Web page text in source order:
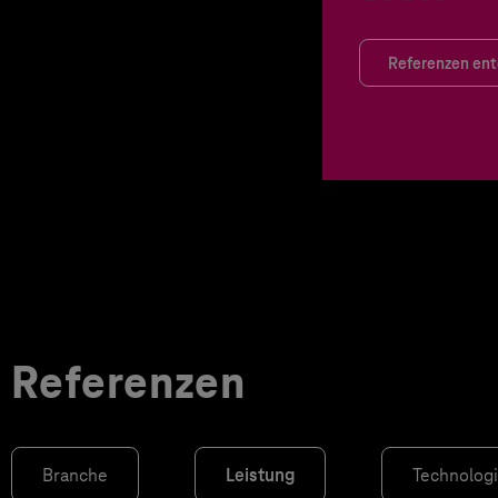
Referenzen
Referenzen
Branche Leistung